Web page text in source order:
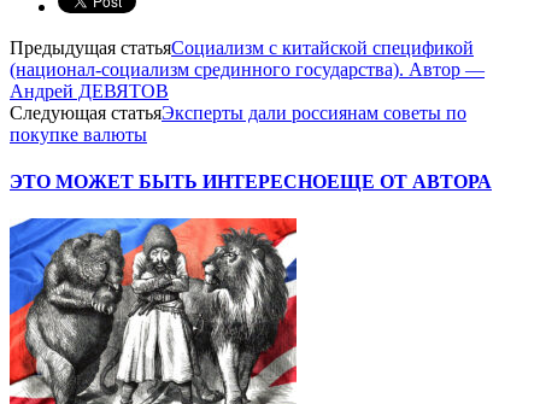
Предыдущая статьяСоциализм с китайской спецификой
(национал-социализм срединного государства). Автор —
Андрей ДЕВЯТОВ
Следующая статьяЭксперты дали россиянам советы по
покупке валюты
ЭТО МОЖЕТ БЫТЬ ИНТЕРЕСНОЕЩЕ ОТ АВТОРА